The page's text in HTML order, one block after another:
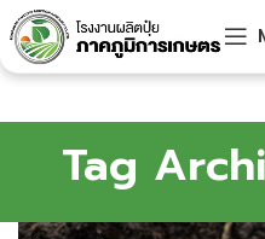
Tag